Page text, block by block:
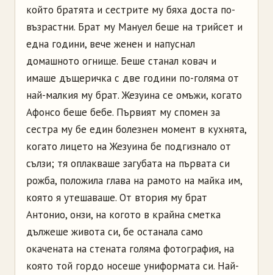
който братята и сестрите му бяха доста по-
възрастни. Брат му Мануел беше на трийсет и
една години, вече женен и напуснал
домашното огнище. Беше станал ковач и
имаше дъщеричка с две години по-голяма от
най-малкия му брат.Жезуина се омъжи, когато
Афонсо беше бебе. Първият му спомен за
сестра му бе един болезнен момент в кухнята,
когато лицето наЖезуина бе подгизнало от
сълзи; тя оплакваше загубата на първата си
рожба, положила глава на рамото на майка им,
която я утешаваше. От втория му брат
Антонио, онзи, на когото в крайна сметка
дължеше живота си, бе останала само
окачената на стената голяма фотография, на
която той гордо носеше униформата си. Най-